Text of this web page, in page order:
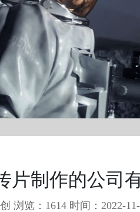
片制作的公司
浏览：1614 时间：2022-